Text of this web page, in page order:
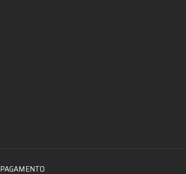
PAGAMENTO